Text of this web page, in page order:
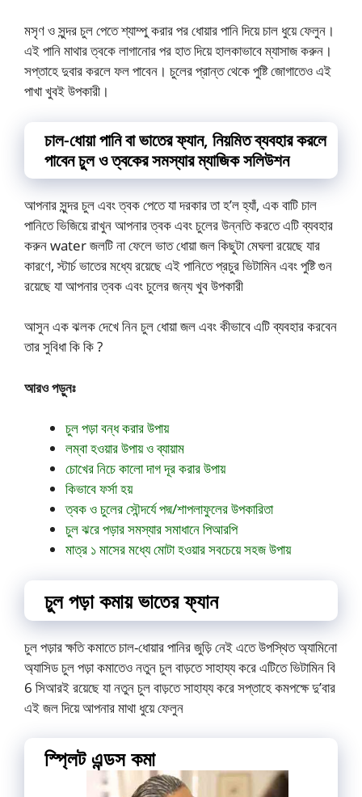
মসৃণ ও সুন্দর চুল পেতে শ্যাম্পু করার পর ধোয়ার পানি দিয়ে চাল ধুয়ে ফেলুন।
এই পানি মাথার ত্বকে লাগানোর পর হাত দিয়ে হালকাভাবে ম্যাসাজ করুন।
সপ্তাহে দুবার করলে ফল পাবেন। চুলের প্রান্ত থেকে পুষ্টি জোগাতেও এই
পাখা খুবই উপকারী।
চাল-ধোয়া পানি বা ভাতের ফ্যান‚ নিয়মিত ব্যবহার করলে
পাবেন চুল ও ত্বকের সমস্যার ম্যাজিক সলিউশন
আপনার সুন্দর চুল এবং ত্বক পেতে যা দরকার তা হ’ল হ্যাঁ, এক বাটি চাল
পানিতে ভিজিয়ে রাখুন আপনার ত্বক এবং চুলের উন্নতি করতে এটি ব্যবহার
করুন water জলটি না ফেলে ভাত ধোয়া জল কিছুটা মেঘলা রয়েছে যার
কারণে, স্টার্চ ভাতের মধ্যে রয়েছে এই পানিতে প্রচুর ভিটামিন এবং পুষ্টি গুন
রয়েছে যা আপনার ত্বক এবং চুলের জন্য খুব উপকারী
আসুন এক ঝলক দেখে নিন চুল ধোয়া জল এবং কীভাবে এটি ব্যবহার করবেন
তার সুবিধা কি কি ?
আরও পড়ুনঃ
চুল পড়া বন্ধ করার উপায়
লম্বা হওয়ার উপায় ও ব্যায়াম
চোখের নিচে কালো দাগ দূর করার উপায়
কিভাবে ফর্সা হয়
ত্বক ও চুলের সৌন্দর্যে পদ্ম/শাপলাফুলের উপকারিতা
চুল ঝরে পড়ার সমস্যার সমাধানে পিআরপি
মাত্র ১ মাসের মধ্যে মোটা হওয়ার সবচেয়ে সহজ উপায়
চুল পড়া কমায় ভাতের ফ্যান
চুল পড়ার ক্ষতি কমাতে চাল-ধোয়ার পানির জুড়ি নেই এতে উপস্থিত অ্যামিনো
অ্যাসিড চুল পড়া কমাতেও নতুন চুল বাড়তে সাহায্য করে এটিতে ভিটামিন বি
6 সিআরই রয়েছে যা নতুন চুল বাড়তে সাহায্য করে সপ্তাহে কমপক্ষে দু’বার
এই জল দিয়ে আপনার মাথা ধুয়ে ফেলুন
স্প্লিট এন্ডস কমা